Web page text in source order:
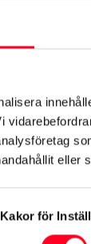
eller
Kakor för